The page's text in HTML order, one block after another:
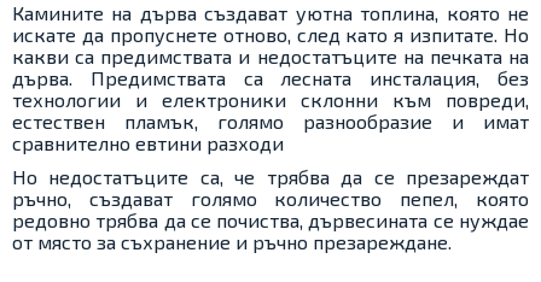
Камините на дърва създават уютна топлина, която не
искате да пропуснете отново, след като я изпитате. Но
какви са предимствата и недостатъците на печката на
дърва. Предимствата са лесната инсталация, без
технологии и електроники склонни към повреди,
естествен пламък, голямо разнообразие и имат
сравнително евтини разходи
Но недостатъците са, че трябва да се презареждат
ръчно, създават голямо количество пепел, която
редовно трябва да се почиства, дървесината се нуждае
от място за съхранение и ръчно презареждане.